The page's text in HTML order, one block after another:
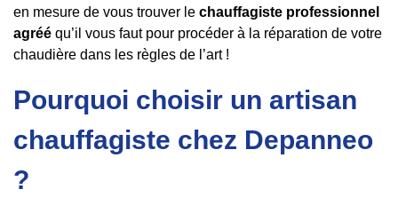
en mesure de vous trouver le chauffagiste professionnel
agréé qu’il vous faut pour procéder à la réparation de votre
chaudière dans les règles de l’art !
Pourquoi choisir un artisan
chauffagiste chez Depanneo
?